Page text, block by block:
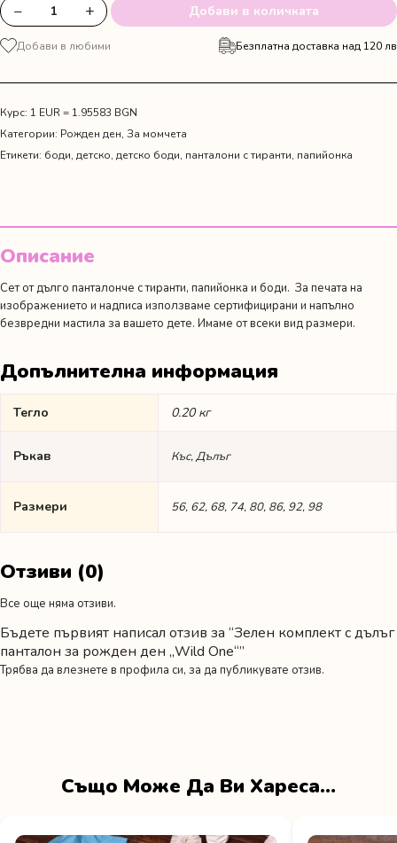
количество
за
Зелен
дълъг
панталон
за
One"
− + Добави в количката
Добави в любими Безплатна доставка над 120 лв
Курс: 1 EUR = 1.95583 BGN
Категории: Рожден ден, За момчета
Етикети: боди, детско, детско боди, панталони с тиранти, папийонка
Описание
Сет от дълго панталонче с тиранти, папийонка и боди. За печата на
изображението и надписа използваме сертифицирани и напълно
безвредни мастила за вашето дете. Имаме от всеки вид размери.
Допълнителна информация
Тегло 0.20 кг
Ръкав Къс, Дълъг
Размери 56, 62, 68, 74, 80, 86, 92, 98
Отзиви (0)
Все още няма отзиви.
Бъдете първият написал отзив за “Зелен комплект с дълъг
панталон за рожден ден „Wild One“”
Трябва да влезнете в профила си, за да публикувате отзив.
Също Може Да Ви Хареса…